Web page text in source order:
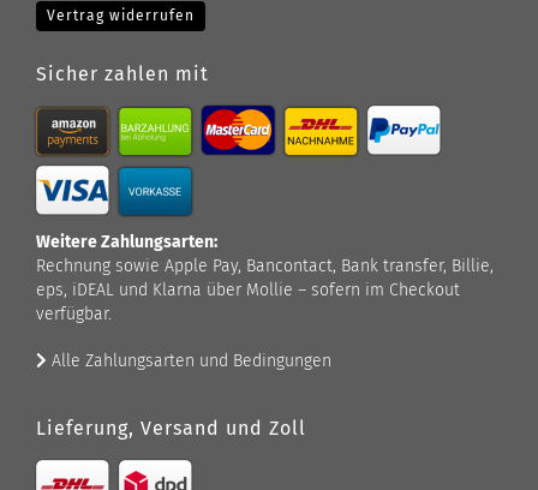
Vertrag widerrufen
Sicher zahlen mit
Weitere Zahlungsarten:
Rechnung sowie Apple Pay, Bancontact, Bank transfer, Billie,
eps, iDEAL und Klarna über Mollie – sofern im Checkout
verfügbar.
Alle Zahlungsarten und Bedingungen
Lieferung, Versand und Zoll